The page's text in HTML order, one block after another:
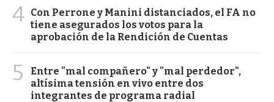
4 Con Perrone y Manini distanciados, el FA no
tiene asegurados los votos para la
aprobación de la Rendición de Cuentas
5
Entre "mal compañero" y "mal perdedor",
altísima tensión en vivo entre dos
integrantes de programa radial